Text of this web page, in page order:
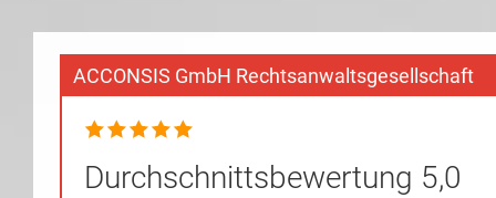
ACCONSIS GmbH Rechtsanwaltsgesellschaft
Durchschnittsbewertung 5,0